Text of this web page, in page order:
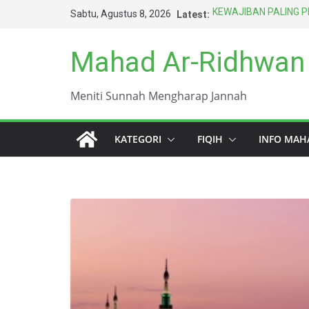
Sabtu, Agustus 8, 2026 Latest: KEWAJIBAN PALING
AMARAH BISA
BERTAHUN-TAHUN
TERBAIK UMAT INI
Mahad Ar-
Meniti Sunnah Mengharap Jannah
KATEGORI FIQIH INFO